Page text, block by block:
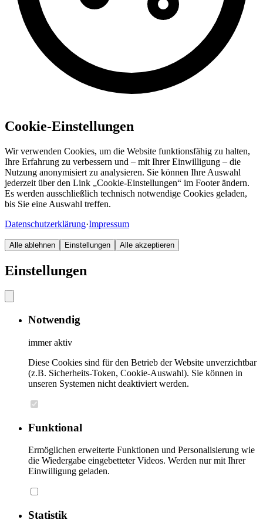
Cookie-Einstellungen
Wir verwenden Cookies, um die Website funktionsfähig zu halten,
Ihre Erfahrung zu verbessern und – mit Ihrer Einwilligung – die
Nutzung anonymisiert zu analysieren. Sie können Ihre Auswahl
jederzeit über den Link „Cookie-Einstellungen“ im Footer ändern.
Es werden ausschließlich technisch notwendige Cookies geladen,
bis Sie eine Auswahl treffen.
Datenschutzerklärung·Impressum
Alle ablehnen Einstellungen Alle akzeptieren
Einstellungen
Notwendig
immer aktiv
Diese Cookies sind für den Betrieb der Website unverzichtbar
(z.B. Sicherheits-Token, Cookie-Auswahl). Sie können in
unseren Systemen nicht deaktiviert werden.
Funktional
Ermöglichen erweiterte Funktionen und Personalisierung wie
die Wiedergabe eingebetteter Videos. Werden nur mit Ihrer
Einwilligung geladen.
Statistik